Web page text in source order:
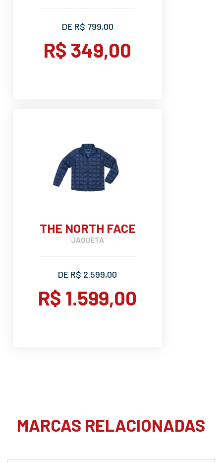
DE R$ 799,00
R$ 349,00
THE NORTH FACE
JAQUETA
DE R$ 2.599,00
R$ 1.599,00
MARCAS RELACIONADAS